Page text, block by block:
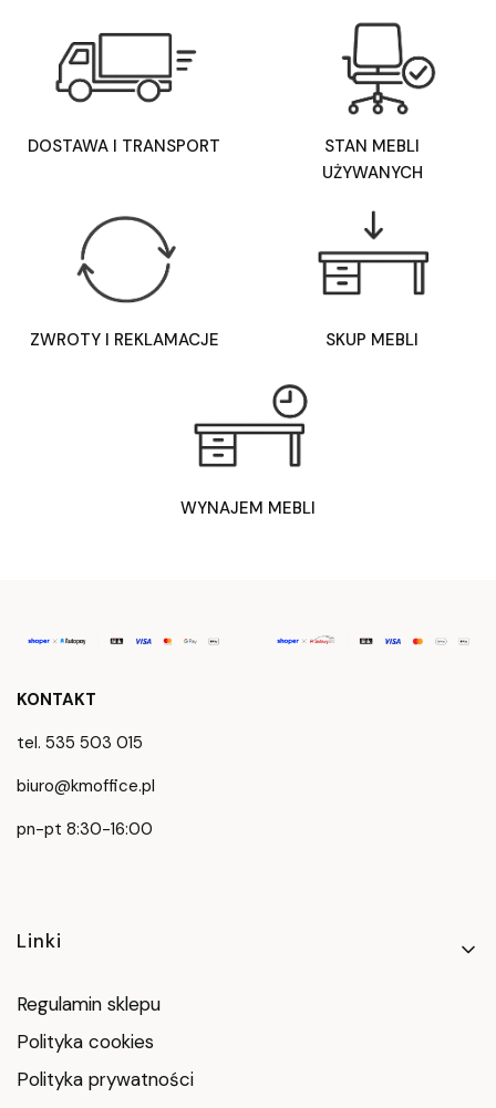
DOSTAWA I TRANSPORT
STAN MEBLI
UŻYWANYCH
ZWROTY I REKLAMACJE SKUP MEBLI
WYNAJEM MEBLI
KONTAKT
tel. 535 503 015
biuro@kmoffice.pl
pn-pt 8:30-16:00
Linki w stopce
Linki
Regulamin sklepu
Polityka cookies
Polityka prywatności